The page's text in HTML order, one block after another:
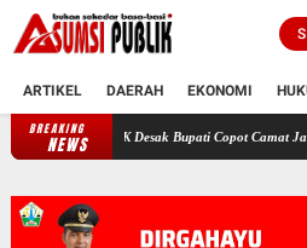
ARTIKEL DAERAH EKONOMI
BREAKING
NEWS Polemik SKT Korban Bencana